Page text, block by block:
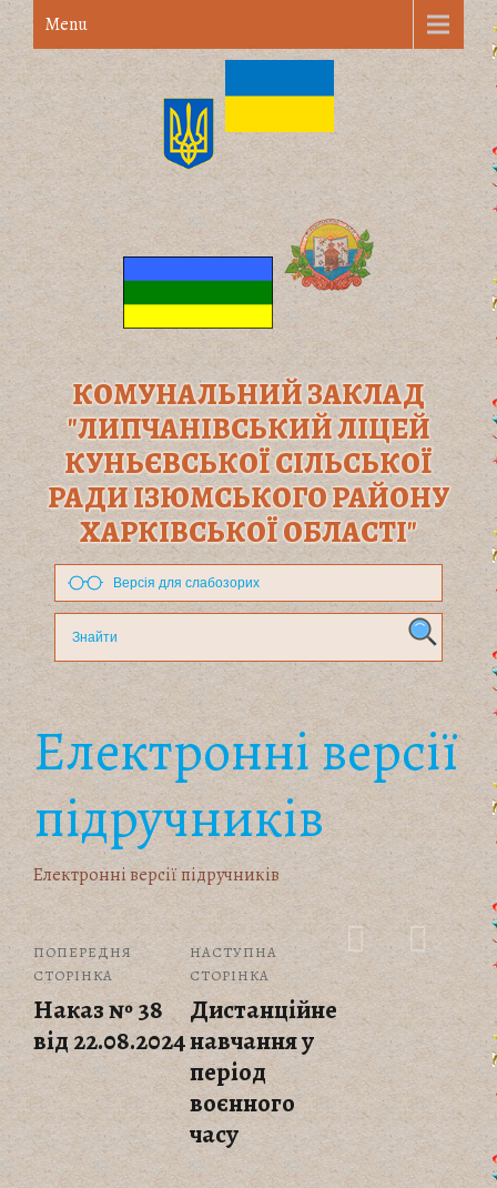
Menu
КОМУНАЛЬНИЙ ЗАКЛАД
"ЛИПЧАНІВСЬКИЙ ЛІЦЕЙ
КУНЬЄВСЬКОЇ СІЛЬСЬКОЇ
РАДИ ІЗЮМСЬКОГО РАЙОНУ
ХАРКІВСЬКОЇ ОБЛАСТІ"
Версія для слабозорих
Електронні версії
підручників
Електронні версії підручників
ПОПЕРЕДНЯ
СТОРІНКА
Наказ № 38
від 22.08.2024
НАСТУПНА
СТОРІНКА
Дистанційне
навчання у
період
воєнного
часу